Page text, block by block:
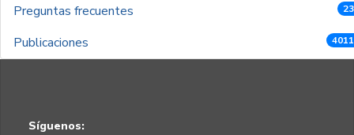
Preguntas frecuentes
Publicaciones
Síguenos: